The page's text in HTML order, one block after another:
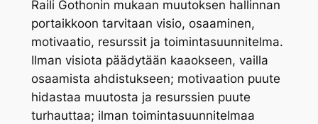
Raili Gothonin mukaan muutoksen hallinnan
portaikkoon tarvitaan visio, osaaminen,
motivaatio, resurssit ja toimintasuunnitelma.
Ilman visiota päädytään kaaokseen, vailla
osaamista ahdistukseen; motivaation puute
hidastaa muutosta ja resurssien puute
turhauttaa; ilman toimintasuunnitelmaa